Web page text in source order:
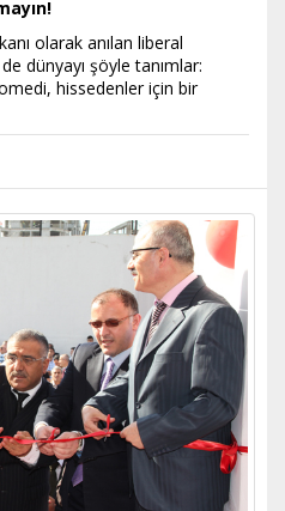
olarak anılan liberal
dünyayı şöyle tanımlar:
hissedenler için bir